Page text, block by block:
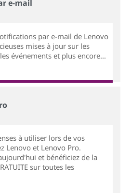
e-mail
par e-mail de Lenovo
mises à jour sur les
événements et plus encore...
à utiliser lors de vos
Lenovo et Lenovo Pro.
et bénéficiez de la
sur toutes les